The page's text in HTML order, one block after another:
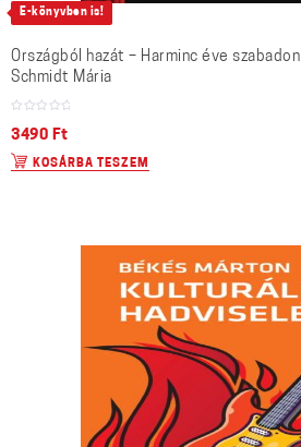
E-könyvben is!
Országból hazát – Harminc éve szabadon
Schmidt Mária
3490 Ft
KOSÁRBA TESZEM